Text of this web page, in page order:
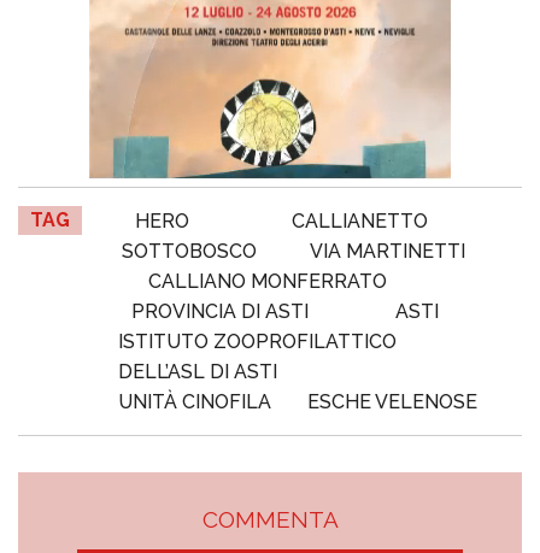
TAG HERO
CALLIANETTO
SOTTOBOSCO
VIA MARTINETTI
CALLIANO MONFERRATO
PROVINCIA DI ASTI
ASTI
ISTITUTO ZOOPROFILATTICO
DELL’ASL DI ASTI
UNITÀ CINOFILA
ESCHE VELENOSE
COMMENTA